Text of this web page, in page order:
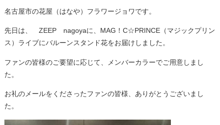
名古屋市の花屋（はなや）フラワージョワです。
先日は、 ZEEP nagoyaに、MAG！C☆PRINCE（マジックプリン
ス）ライブにバルーンスタンド花をお届けしました。
ファンの皆様のご要望に応じて、メンバーカラーでご用意しまし
た。
お礼のメールをくださったファンの皆様、ありがとうございまし
た。